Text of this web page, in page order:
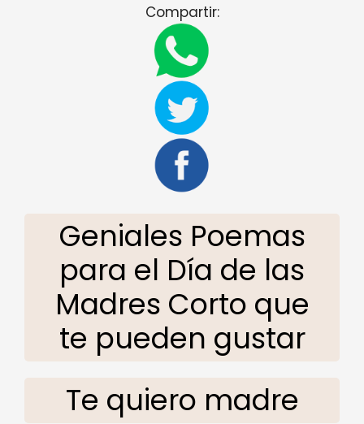
Compartir:
Geniales Poemas
para el Día de las
Madres Corto que
te pueden gustar
Te quiero madre